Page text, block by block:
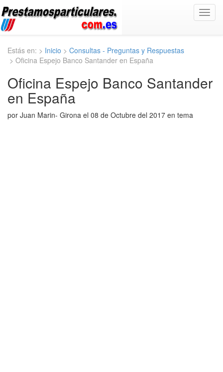
Estás en: > Inicio > Consultas - Preguntas y Respuestas
> Oficina Espejo Banco Santander en España
Oficina Espejo Banco Santander
en España
por Juan Marin- Girona el 08 de Octubre del 2017 en tema